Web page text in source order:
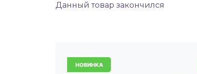
Данный товар закончился